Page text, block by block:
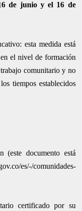
de junio y el 16 de
esta medida está
el nivel de formación
comunitario y no
tiempos establecidos
(este documento está
es/-/comunidades-
certificado por su